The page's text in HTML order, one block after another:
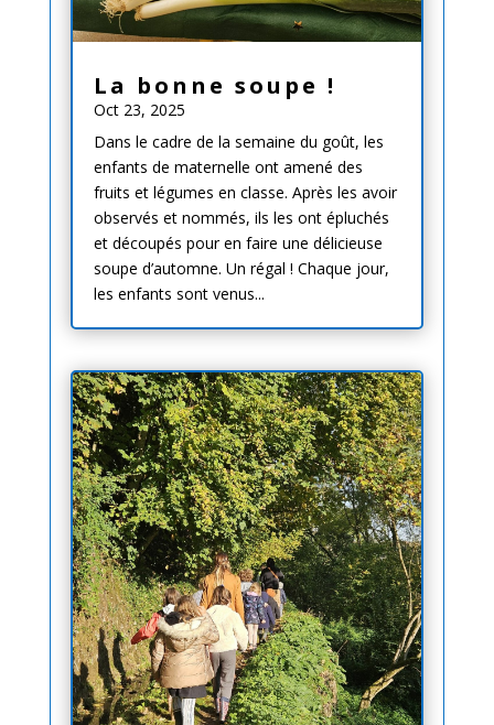
La bonne soupe !
Oct 23, 2025
Dans le cadre de la semaine du goût, les
enfants de maternelle ont amené des
fruits et légumes en classe. Après les avoir
observés et nommés, ils les ont épluchés
et découpés pour en faire une délicieuse
soupe d’automne. Un régal ! Chaque jour,
les enfants sont venus...